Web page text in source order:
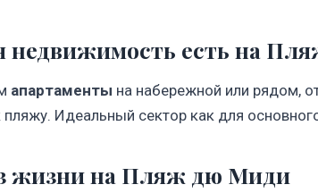
недвижимость есть на
апартаменты на набережной или рядом,
Идеальный сектор как для
жизни на Пляж дю Миди